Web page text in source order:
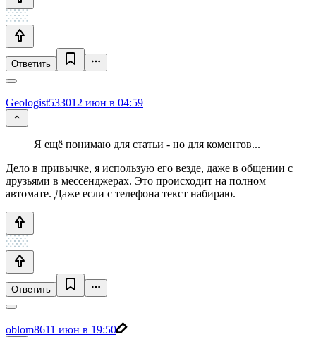
Ответить
Geologist533012 июн в 04:59
Я ещё понимаю для статьи - но для коментов...
Дело в привычке, я использую его везде, даже в общении с
друзьями в мессенджерах. Это происходит на полном
автомате. Даже если с телефона текст набираю.
Ответить
oblom8611 июн в 19:50